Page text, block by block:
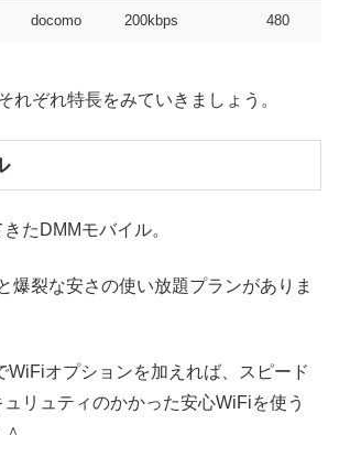
docomo 200kbps 480
れぞれ特長をみていきましょう。
たDMMモバイル。
爆裂な安さの使い放題プランがありま
WiFiオプションを加えれば、スピード
リュティのかかった安心WiFiを使う